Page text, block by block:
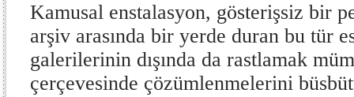
Kamusal enstalasyon, gösterişsiz bir
arşiv arasında bir yerde duran bu tür
galerilerinin dışında da rastlamak
çerçevesinde çözümlenmelerini